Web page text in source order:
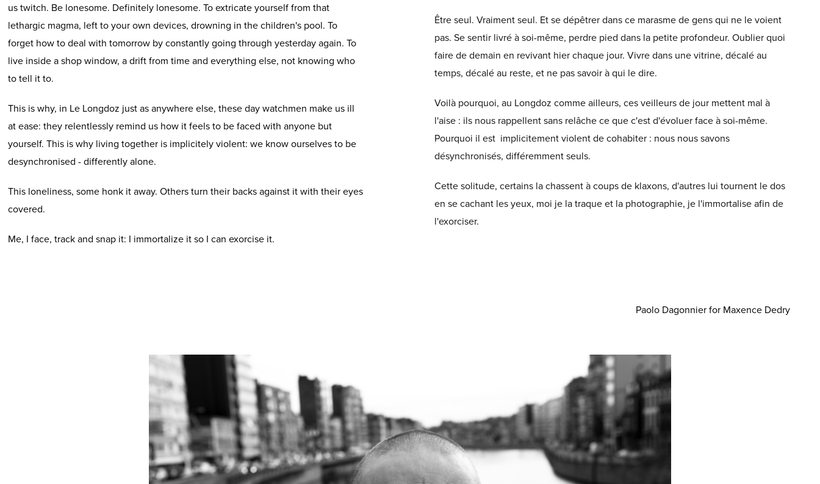
us twitch. Be lonesome. Definitely lonesome. To extricate yourself from that
lethargic magma, left to your own devices, drowning in the children's pool. To
forget how to deal with tomorrow by constantly going through yesterday again. To
live inside a shop window, a drift from time and everything else, not knowing who
to tell it to.
This is why, in Le Longdoz just as anywhere else, these day watchmen make us ill
at ease: they relentlessly remind us how it feels to be faced with anyone but
yourself. This is why living together is implicitely violent: we know ourselves to be
desynchronised - differently alone.
This loneliness, some honk it away. Others turn their backs against it with their eyes
covered.
Me, I face, track and snap it: I immortalize it so I can exorcise it.
Être seul. Vraiment seul. Et se dépêtrer dans ce marasme de gens qui ne le voient
pas. Se sentir livré à soi-même, perdre pied dans la petite profondeur. Oublier quoi
faire de demain en revivant hier chaque jour. Vivre dans une vitrine, décalé au
temps, décalé au reste, et ne pas savoir à qui le dire.
Voilà pourquoi, au Longdoz comme ailleurs, ces veilleurs de jour mettent mal à
l'aise : ils nous rappellent sans relâche ce que c'est d'évoluer face à soi-même.
Pourquoi il est implicitement violent de cohabiter : nous nous savons
désynchronisés, différemment seuls.
Cette solitude, certains la chassent à coups de klaxons, d'autres lui tournent le dos
en se cachant les yeux, moi je la traque et la photographie, je l'immortalise afin de
l'exorciser.
Paolo Dagonnier for Maxence Dedry